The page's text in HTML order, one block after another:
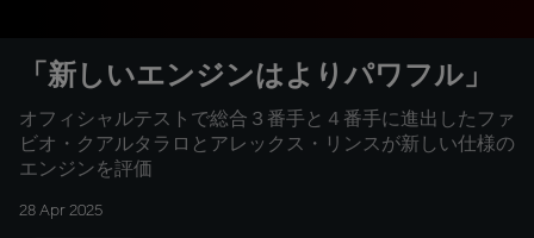
「新しいエンジンはよりパワフル」
オフィシャルテストで総合３番手と４番手に進出したファ
ビオ・クアルタラロとアレックス・リンスが新しい仕様の
エンジンを評価
28 Apr 2025